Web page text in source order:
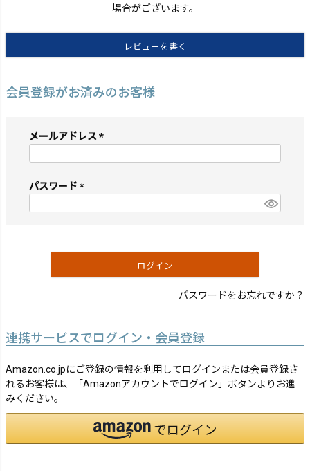
場合がございます。
レビューを書く
会員登録がお済みのお客様
メールアドレス
須)
パスワード
須)
ログイン
パスワードをお忘れですか？
連携サービスでログイン・会員登録
Amazon.co.jpにご登録の情報を利用してログインまたは会員登録さ
れるお客様は、「Amazonアカウントでログイン」ボタンよりお進
みください。